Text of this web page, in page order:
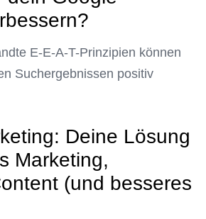
E-E-A-T-Prinzipien können
Suchergebnissen positiv
Deine Lösung
Marketing,
(und besseres